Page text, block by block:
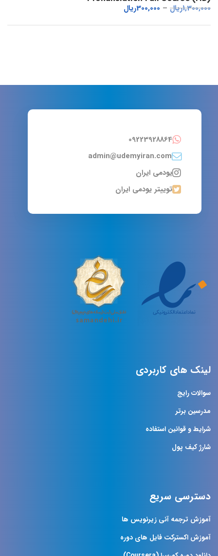
1,300,000ریال 300,000ریال
09223928864
admin@udemyiran.com
یودمی ایران
توییتر یودمی ایران
لینک های کاربردی
سوالات رایج
مدرسین برتر
شرایط و قوانین استفاده
شارژ کیف پول
دسترسی سریع
آموزش ترجمه آنی زیرنویس ها
آموزش اکسترکت فایل های دوره